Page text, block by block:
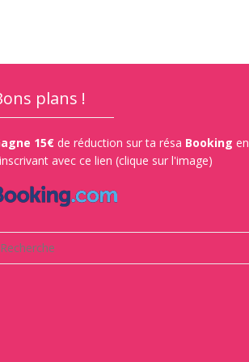
plans !
15€ de réduction sur ta résa Booking en
avec ce lien (clique sur l'image)